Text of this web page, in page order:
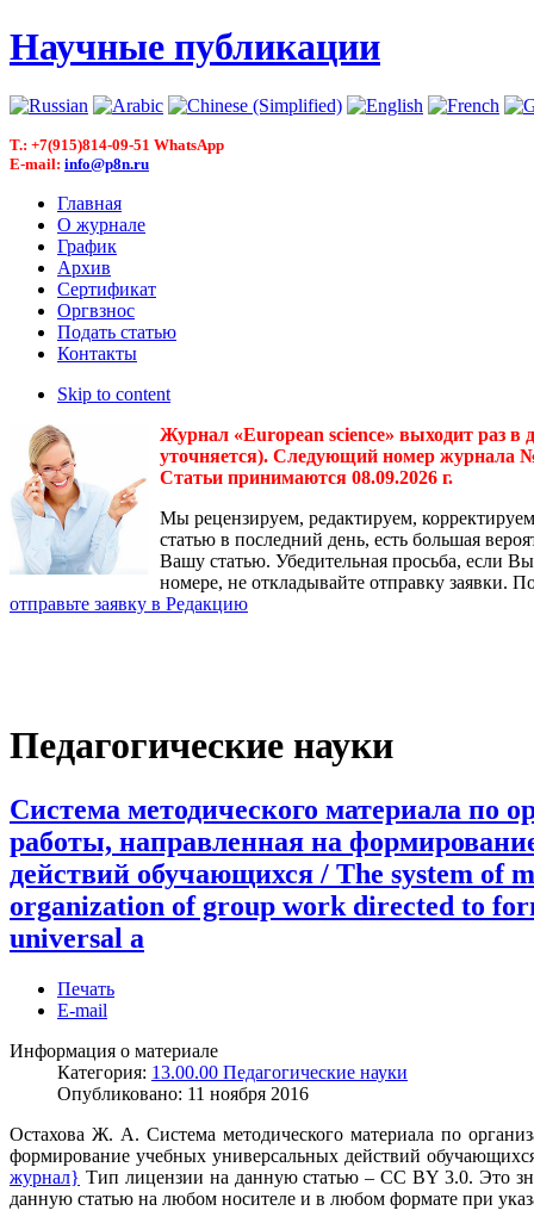
Научные публикации
T.: +7(915)814-09-51 WhatsApp
E-mail: info@p8n.ru
Главная
О журнале
График
Архив
Сертификат
Оргвзнос
Подать статью
Контакты
Skip to content
Журнал «European science» выходит раз в
уточняется). Следующий номер журнала №
Статьи принимаются 08.09.2026 г.
Мы рецензируем, редактируем,
статью в последний день, есть большая
Вашу статью. Убедительная просьба, если
номере, не откладывайте отправку заявки.
отправьте заявку в Редакцию
Педагогические науки
Система методического материала по
работы, направленная на
действий обучающихся / The system of
organization of group work directed to
universal a
Печать
E-mail
Информация о материале
Категория: 13.00.00 Педагогические науки
Опубликовано: 11 ноября 2016
Остахова Ж. А. Система методического материала по
формирование учебных универсальных действий
журнал} Тип лицензии на данную статью – CC BY 3.0. Это
данную статью на любом носителе и в любом формате при